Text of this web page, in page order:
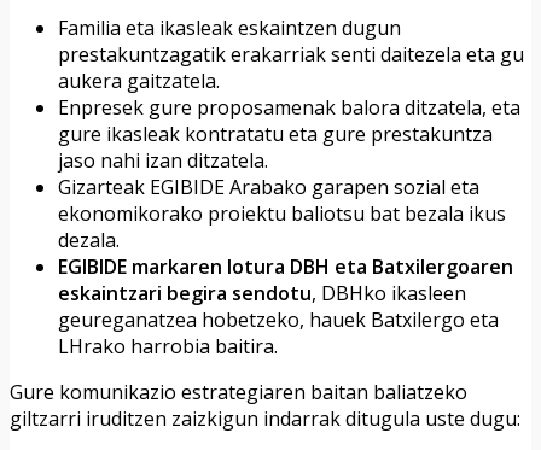
Familia eta ikasleak eskaintzen dugun
prestakuntzagatik erakarriak senti daitezela eta gu
aukera gaitzatela.
Enpresek gure proposamenak balora ditzatela, eta
gure ikasleak kontratatu eta gure prestakuntza
jaso nahi izan ditzatela.
Gizarteak EGIBIDE Arabako garapen sozial eta
ekonomikorako proiektu baliotsu bat bezala ikus
dezala.
EGIBIDE markaren lotura DBH eta Batxilergoaren
eskaintzari begira sendotu, DBHko ikasleen
geureganatzea hobetzeko, hauek Batxilergo eta
LHrako harrobia baitira.
Gure komunikazio estrategiaren baitan baliatzeko
giltzarri iruditzen zaizkigun indarrak ditugula uste dugu: